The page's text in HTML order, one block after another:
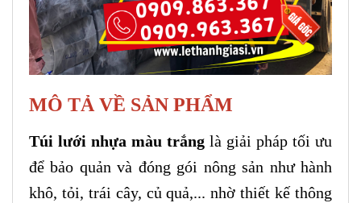
MÔ TẢ VỀ SẢN PHẨM
Túi lưới nhựa màu trắng là giải pháp tối ưu
để bảo quản và đóng gói nông sản như hành
khô, tỏi, trái cây, củ quả,... nhờ thiết kế thông